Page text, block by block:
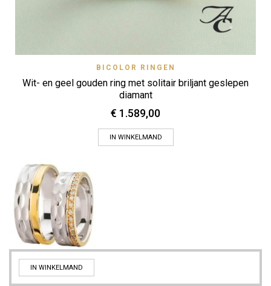
BICOLOR RINGEN
Wit- en geel gouden ring met solitair briljant geslepen
diamant
€ 1.589,00
IN WINKELMAND
IN WINKELMAND